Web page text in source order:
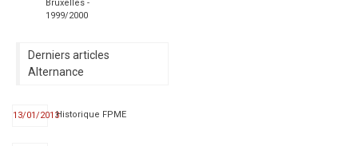
Bruxelles -
1999/2000
Derniers articles
Alternance
13/01/2013Historique FPME